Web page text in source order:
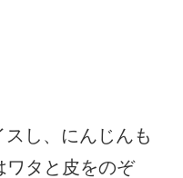
し、にんじんも
ワタと皮をのぞ